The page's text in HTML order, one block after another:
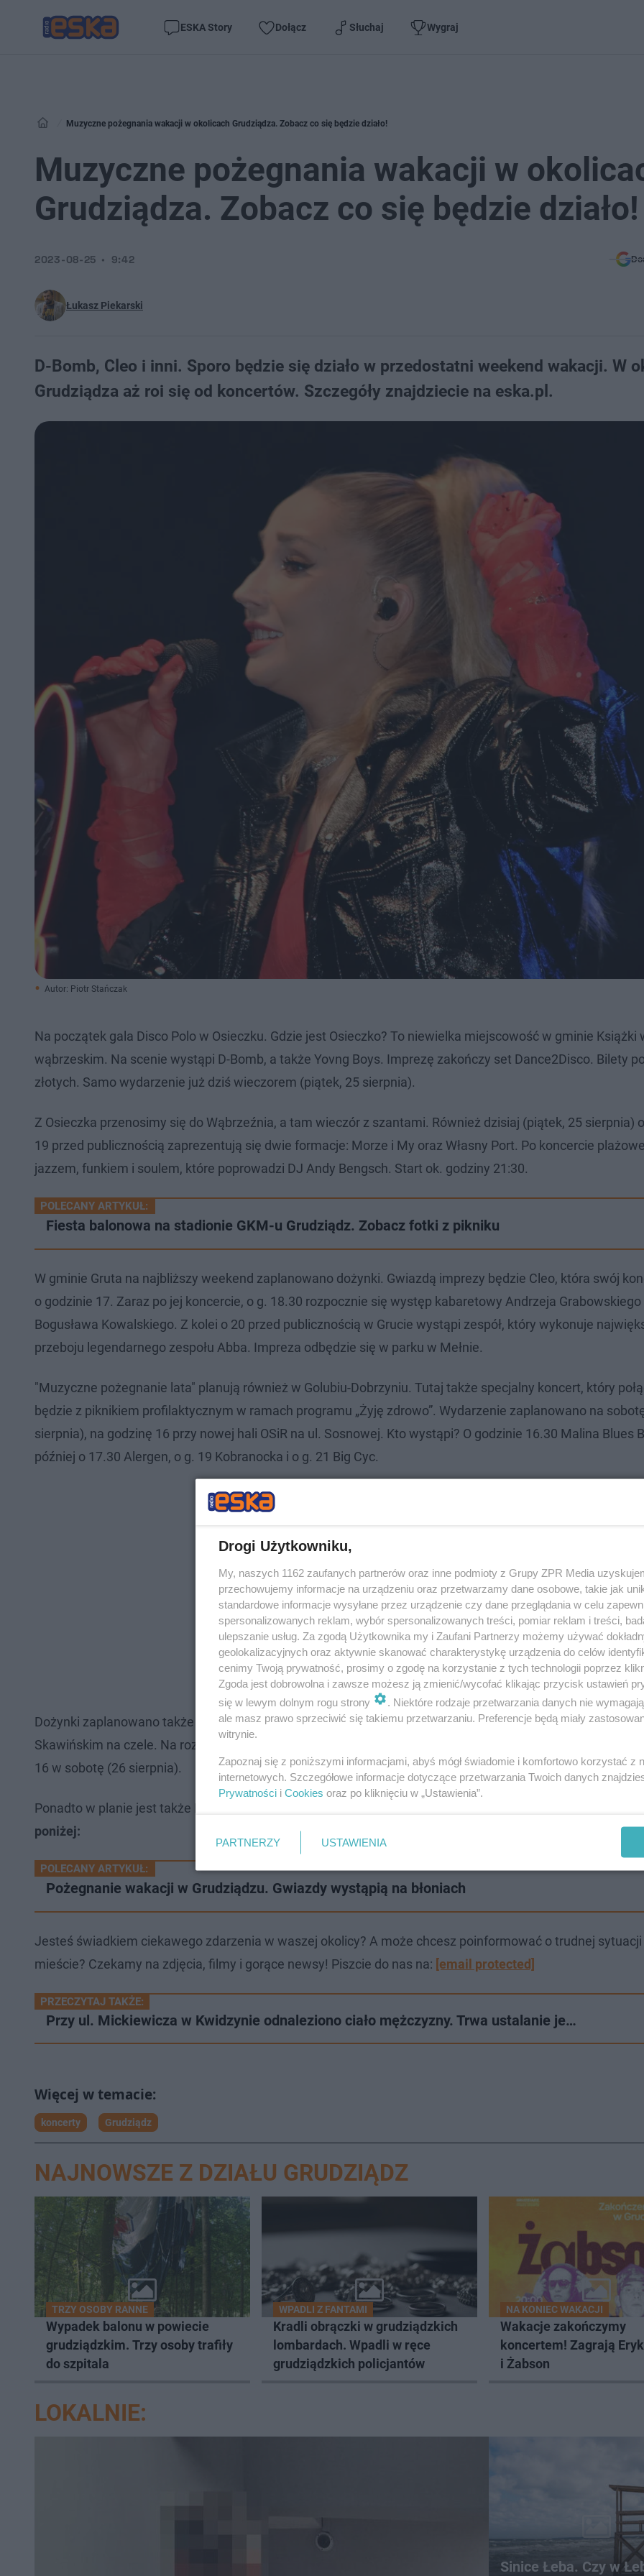
ESKA Story Dołącz Słuchaj Wygraj
Muzyczne pożegnania wakacji w okolicach Grudziądza. Zobacz co się będzie działo!
Muzyczne pożegnania wakacji w
Grudziądza. Zobacz co się będzie działo!
Łukasz Piekarski
2023-08-25 9:42
D-Bomb, Cleo i inni. Sporo będzie się działo w przedostatni weekend wakacji. W
Grudziądza aż roi się od koncertów. Szczegóły znajdziecie na eska.pl.
Autor: Piotr Stańczak
Na początek gala Disco Polo w Osieczku. Gdzie jest Osieczko? To niewielka miejscowość w gminie Książki
wąbrzeskim. Na scenie wystąpi D-Bomb, a także Yovng Boys. Imprezę zakończy set Dance2Disco. Bilety
złotych. Samo wydarzenie już dziś wieczorem (piątek, 25 sierpnia).
Z Osieczka przenosimy się do Wąbrzeźnia, a tam wieczór z szantami. Również dzisiaj (piątek, 25 sierpnia)
19 przed publicznością zaprezentują się dwie formacje: Morze i My oraz Własny Port. Po koncercie
jazzem, funkiem i soulem, które poprowadzi DJ Andy Bengsch. Start ok. godziny 21:30.
POLECANY ARTYKUŁ:
Fiesta balonowa na stadionie GKM-u Grudziądz. Zobacz fotki z pikniku
W gminie Gruta na najbliższy weekend zaplanowano dożynki. Gwiazdą imprezy będzie Cleo, która swój
o godzinie 17. Zaraz po jej koncercie, o g. 18.30 rozpocznie się występ kabaretowy Andrzeja Grabowskiego
Bogusława Kowalskiego. Z kolei o 20 przed publicznością w Grucie wystąpi zespół, który wykonuje
przeboju legendarnego zespołu Abba. Impreza odbędzie się w parku w Mełnie.
"Muzyczne pożegnanie lata" planują również w Golubiu-Dobrzyniu. Tutaj także specjalny koncert, który
będzie z piknikiem profilaktycznym w ramach programu „Żyję zdrowo”. Wydarzenie zaplanowano na
sierpnia), na godzinę 16 przy nowej hali OSiR na ul. Sosnowej. Kto wystąpi? O godzinie 16.30 Malina Blues
później o 17.30 Alergen, o g. 19 Kobranocka i o g. 21 Big Cyc.
Dożynki zaplanowano także w Pruszczu (powiat świecki). Tam gwiazdą wieczoru będzie zespół Kombii z
Skawińskim na czele. Na rozgrzewkę zagra z kolei formacja Disco Polo, After Party. Początek wydarzenia o
16 w sobotę (26 sierpnia).
Ponadto w planie jest także Pożegnanie Wakacji w Grudziądzu.
poniżej:
POLECANY ARTYKUŁ:
Pożegnanie wakacji w Grudziądzu. Gwiazdy wystąpią na błoniach
Jesteś świadkiem ciekawego zdarzenia w waszej okolicy? A może chcesz poinformować o trudnej
mieście? Czekamy na zdjęcia, filmy i gorące newsy! Piszcie do nas na: [email protected]
PRZECZYTAJ TAKŻE:
Przy ul. Mickiewicza w Kwidzynie odnaleziono ciało mężczyzny. Trwa ustalanie je…
koncerty Grudziądz
NAJNOWSZE Z DZIAŁU GRUDZIĄDZ
TRZY OSOBY RANNE
Wypadek balonu w powiecie
grudziądzkim. Trzy osoby trafiły
do szpitala
WPADLI Z FANTAMI
Kradli obrączki w grudziądzkich
lombardach. Wpadli w ręce
grudziądzkich policjantów
NA KONIEC WAKACJI
Wakacje zakończymy
koncertem! Zagrają
i Żabson
LOKALNIE:
Sinice Łeba. Czy w
Drogi Użytkowniku,
My, naszych 1162 zaufanych partnerów oraz inne podmioty z Grupy ZPR Media
przechowujemy informacje na urządzeniu oraz przetwarzamy dane osobowe, takie jak
standardowe informacje wysyłane przez urządzenie czy dane przeglądania w celu
spersonalizowanych reklam, wybór spersonalizowanych treści, pomiar reklam i treści,
ulepszanie usług. Za zgodą Użytkownika my i Zaufani Partnerzy możemy używać
geolokalizacyjnych oraz aktywnie skanować charakterystykę urządzenia do celów
cenimy Twoją prywatność, prosimy o zgodę na korzystanie z tych technologii poprzez
Zgoda jest dobrowolna i zawsze możesz ją zmienić/wycofać klikając przycisk ustawień
się w lewym dolnym rogu strony
. Niektóre rodzaje przetwarzania danych nie
ale masz prawo sprzeciwić się takiemu przetwarzaniu. Preferencje będą miały
witrynie.
Zapoznaj się z poniższymi informacjami, abyś mógł świadomie i komfortowo korzystać z
internetowych. Szczegółowe informacje dotyczące przetwarzania Twoich danych
Prywatności i Cookies oraz po kliknięciu w „Ustawienia”.
PARTNERZY USTAWIENIA